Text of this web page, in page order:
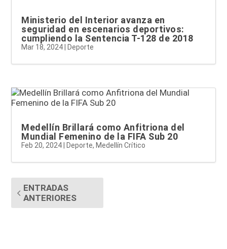
Ministerio del Interior avanza en
seguridad en escenarios deportivos:
cumpliendo la Sentencia T-128 de 2018
Mar 18, 2024 Deporte
Medellín Brillará como Anfitriona del
Mundial Femenino de la FIFA Sub 20
Feb 20, 2024 Deporte, Medellín Crítico
ENTRADAS
ANTERIORES